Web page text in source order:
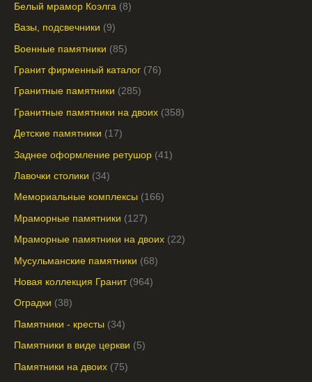
Белый мрамор Коэлга 8
Вазы, подсвечники 9
Военные памятники 85
Гранит фирменный каталог 76
Гранитные памятники 285
Гранитные памятники на двоих 358
Детские памятники 17
Заднее оформление ретушор 41
Лавочки столики 34
Мемориальные комплексы 166
Мраморные памятники 127
Мраморные памятники на двоих 22
Мусульманские памятники 68
Новая коллекция Гранит 964
Оградки 38
Памятники - кресты 34
Памятники в виде церкви 5
Памятники на двоих 75